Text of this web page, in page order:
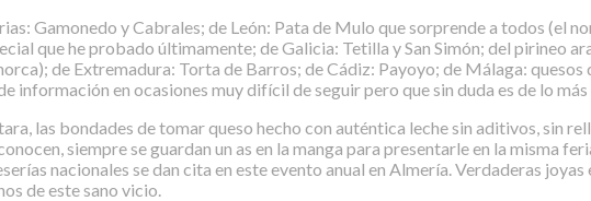
Gamonedo y Cabrales; de León: Pata de Mulo que sorprende a todos (el
que he probado últimamente; de Galicia: Tetilla y San Simón; del pirineo
de Extremadura: Torta de Barros; de Cádiz: Payoyo; de Málaga: quesos
información en ocasiones muy difícil de seguir pero que sin duda es de lo
las bondades de tomar queso hecho con auténtica leche sin aditivos, sin
siempre se guardan un as en la manga para presentarle en la misma
nacionales se dan cita en este evento anual en Almería. Verdaderas
de este sano vicio.